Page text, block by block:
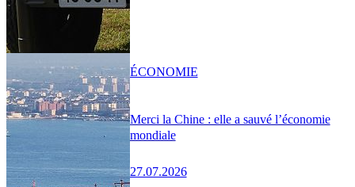
Merci la Chine : elle a sauvé l’économie
mondiale
27.07.2026
ÉCONOMIE